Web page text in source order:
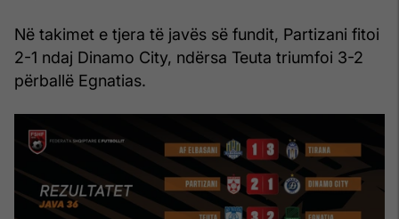
Në takimet e tjera të javës së fundit, Partizani fitoi
2-1 ndaj Dinamo City, ndërsa Teuta triumfoi 3-2
përballë Egnatias.